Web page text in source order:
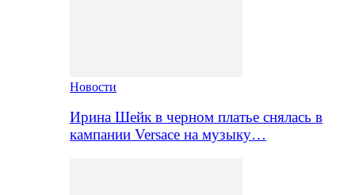
Новости
Ирина Шейк в черном платье снялась в
кампании Versace на музыку…